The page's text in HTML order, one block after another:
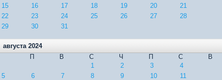
15
16 17 18 19 20
21
22
23 24 25 26 27
28
29
30 31
августа 2024
П
В С Ч П С
В
1
2 3
4
5
6 7 8 9 10
11